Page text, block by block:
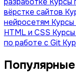
вёрстке сайтов
нейросетям Курсы
HTML и CSS
по работе с Git